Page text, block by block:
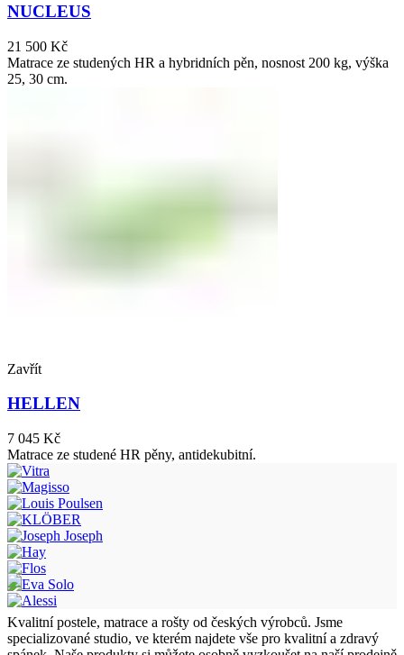
NUCLEUS
21 500 Kč
Matrace ze studených HR a hybridních pěn, nosnost 200 kg, výška
25, 30 cm.
Zavřít
HELLEN
7 045 Kč
Matrace ze studené HR pěny, antidekubitní.
Kvalitní postele, matrace a rošty od českých výrobců. Jsme
specializované studio, ve kterém najdete vše pro kvalitní a zdravý